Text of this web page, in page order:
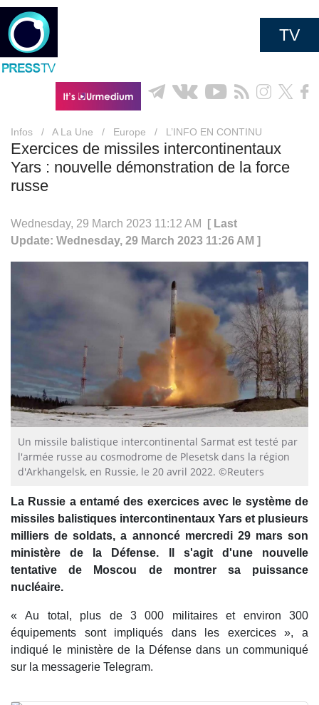
TV
Infos / A La Une / Europe / L’INFO EN CONTINU
Exercices de missiles intercontinentaux
Yars : nouvelle démonstration de la force
russe
Wednesday, 29 March 2023 11:12 AM
[ Last
Update: Wednesday, 29 March 2023 11:26 AM ]
Un missile balistique intercontinental Sarmat est testé par
l'armée russe au cosmodrome de Plesetsk dans la région
d'Arkhangelsk, en Russie, le 20 avril 2022. ©Reuters
La Russie a entamé des exercices avec le système de
missiles balistiques intercontinentaux Yars et plusieurs
milliers de soldats, a annoncé mercredi 29 mars son
ministère de la Défense. Il s'agit d'une nouvelle
tentative de Moscou de montrer sa puissance
nucléaire.
« Au total, plus de 3 000 militaires et environ 300
équipements sont impliqués dans les exercices », a
indiqué le ministère de la Défense dans un communiqué
sur la messagerie Telegram.